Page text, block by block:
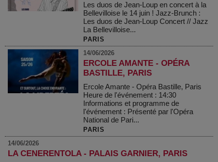
Les duos de Jean-Loup en concert à la
Bellevilloise le 14 juin ! Jazz-Brunch :
Les duos de Jean-Loup Concert // Jazz
La Bellevilloise...
PARIS
14/06/2026
ERCOLE AMANTE - OPÉRA
BASTILLE, PARIS
Ercole Amante - Opéra Bastille, Paris
Heure de l'événement : 14:30
Informations et programme de
l'événement : Présenté par l'Opéra
National de Pari...
PARIS
14/06/2026
LA CENERENTOLA - PALAIS GARNIER, PARIS